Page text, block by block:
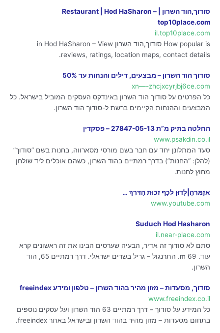
סודוך,הוד השרון | Restaurant | Hod HaSharon –
top10place.com
il.top10place.com
How popular is סודוך,הוד השרון in Hod HaSharon – View
reviews, ratings, location maps, contact details.
סודוך הוד השרון – מבצעים, דילים והנחות עד 50%
xn—-zhcjxcyrjbj6ce.com
כל הפרטים על סודוך הוד השרון באינדקס העסקים המוביל בישראל. כל
המבצעים וההנחות הקיימים ברשת ל-סודוך הוד השרון.
החלטה בתיק מ”ת 27847-05-13 – פסקדין
www.psakdin.co.il
סעד המתלונן יחד עם חבר בשם מורסי מסארווה, בחנות בשם “סודוך”
(להלן: “החנות”) בדרך רמתיים בהוד השרון, כשהם אוכלים ליד שולחן
מחוץ לחנות.
אֲזַמְּרֶהָ|לָדוּן לְכַף זְכוּת הַדֶּרֶךְ …
www.youtube.com
Suduch Hod Hasharon
il.near-place.com
סתם לא סודוך זה אדיר, הבעיה שערסים הבינו את זה ראשונים קרא
עוד. 69 m. התרנגול – גריל בשרים ישראלי. דרך רמתיים 65, הוד
השרון.
סודוך, מסעדות – מזון מהיר בהוד השרון – טלפון ומידע freeindex
www.freeindex.co.il
כל המידע על סודוך – דרך רמתיים 63 הוד השרון ועל עסקים נוספים
בתחום מסעדות – מזון מהיר בהוד השרון ובישראל באתר freeindex.